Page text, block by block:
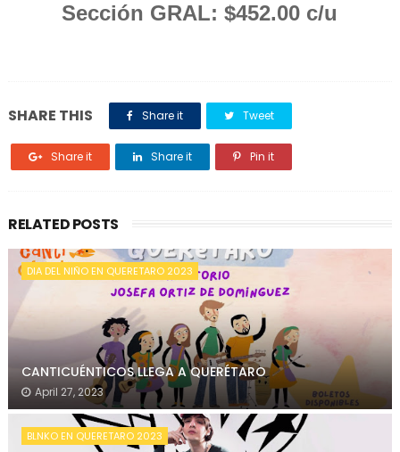
Sección GRAL: $452.00 c/u
SHARE THIS Share it Tweet
Share it Share it Pin it
RELATED POSTS
DIA DEL NIÑO EN QUERETARO 2023
CANTICUÉNTICOS LLEGA A QUERÉTARO
April 27, 2023
BLNKO EN QUERETARO 2023